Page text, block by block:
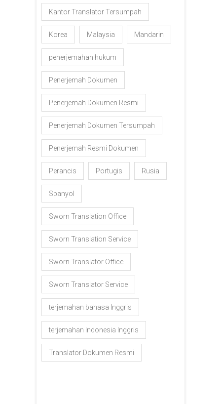
Kantor Translator Tersumpah
Korea Malaysia Mandarin
penerjemahan hukum
Penerjemah Dokumen
Penerjemah Dokumen Resmi
Penerjemah Dokumen Tersumpah
Penerjemah Resmi Dokumen
Perancis Portugis Rusia
Spanyol
Sworn Translation Office
Sworn Translation Service
Sworn Translator Office
Sworn Translator Service
terjemahan bahasa Inggris
terjemahan Indonesia Inggris
Translator Dokumen Resmi